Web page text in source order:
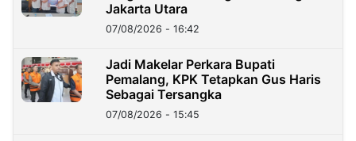
Jakarta Utara
07/08/2026 - 16:42
Jadi Makelar Perkara Bupati
Pemalang, KPK Tetapkan Gus Haris
Sebagai Tersangka
07/08/2026 - 15:45